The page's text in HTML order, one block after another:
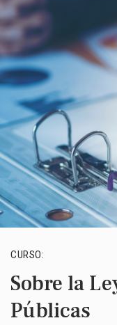
CURSO:
Sobre la
Públicas